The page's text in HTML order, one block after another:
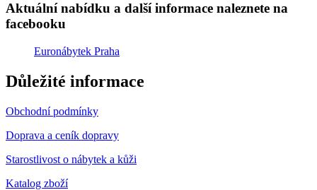
Aktuální nabídku a další informace naleznete na
facebooku
Euronábytek Praha
Důležité informace
Obchodní podmínky
Doprava a ceník dopravy
Starostlivost o nábytek a kůži
Katalog zboží